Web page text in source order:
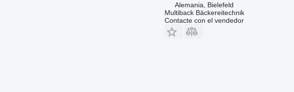
Alemania, Bielefeld
Multiback Bäckereitechnik
Contacte con el vendedor